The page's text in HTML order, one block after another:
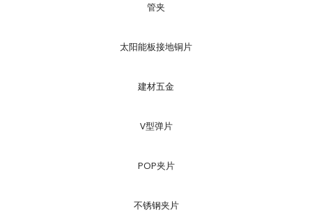
管夹
太阳能板接地铜片
建材五金
V型弹片
POP夹片
不锈钢夹片